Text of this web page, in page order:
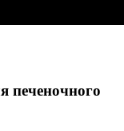
печеночного